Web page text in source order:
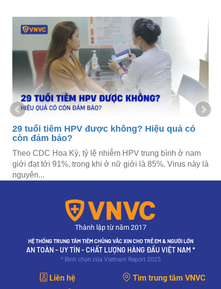
29 tuổi tiêm HPV được không? Hiệu quả có
còn đảm bảo?
Theo CDC Hoa Kỳ, tỷ lệ nhiễm HPV trung bình ở nam
giới đạt tới 91%, trong khi ở nữ giới là 85%. Virus này là
nguyên...
Thành lập từ năm 2017
HỆ THỐNG TRUNG TÂM TIÊM CHỦNG VẮC XIN CHO TRẺ EM & NGƯỜI LỚN
AN TOÀN - UY TÍN - CHẤT LƯỢNG HÀNG ĐẦU VIỆT NAM *
* Bình chọn của Vietnam Report 2025
Liên hệ
Tìm trung tâm VNVC